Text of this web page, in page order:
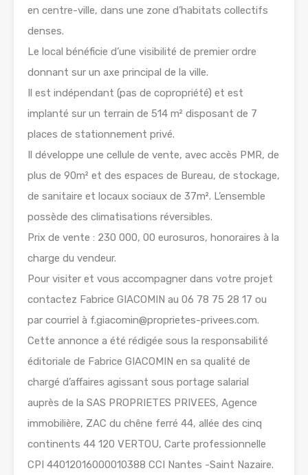
en centre-ville, dans une zone d’habitats collectifs
denses.
Le local bénéficie d’une visibilité de premier ordre
donnant sur un axe principal de la ville.
Il est indépendant (pas de copropriété) et est
implanté sur un terrain de 514 m² disposant de 7
places de stationnement privé.
Il développe une cellule de vente, avec accès PMR, de
plus de 90m² et des espaces de Bureau, de stockage,
de sanitaire et locaux sociaux de 37m². L’ensemble
possède des climatisations réversibles.
Prix de vente : 230 000, 00 eurosuros, honoraires à la
charge du vendeur.
Pour visiter et vous accompagner dans votre projet
contactez Fabrice GIACOMIN au 06 78 75 28 17 ou
par courriel à f.giacomin@proprietes-privees.com.
Cette annonce a été rédigée sous la responsabilité
éditoriale de Fabrice GIACOMIN en sa qualité de
chargé d’affaires agissant sous portage salarial
auprès de la SAS PROPRIETES PRIVEES, Agence
immobilière, ZAC du chêne ferré 44, allée des cinq
continents 44 120 VERTOU, Carte professionnelle
CPI 44012016000010388 CCI Nantes -Saint Nazaire.